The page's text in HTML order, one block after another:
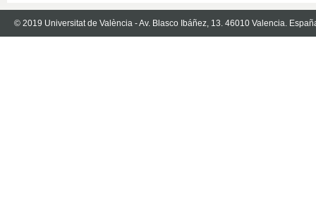
© 2019 Universitat de València - Av. Blasco Ibáñez, 13. 46010 Valencia.